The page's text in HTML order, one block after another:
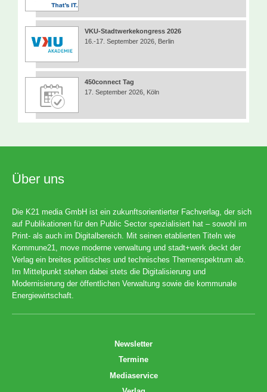
VKU-Stadtwerkekongress 2026
16.-17. September 2026, Berlin
450connect Tag
17. September 2026, Köln
Über uns
Die K21 media GmbH ist ein zukunftsorientierter Fachverlag, der sich
auf Publikationen für den Public Sector spezialisiert hat – sowohl im
Print- als auch im Digitalbereich. Mit seinen etablierten Titeln wie
Kommune21, move moderne verwaltung und stadt+werk deckt der
Verlag ein breites politisches und technisches Themenspektrum ab.
Im Mittelpunkt stehen dabei stets die Digitalisierung und
Modernisierung der öffentlichen Verwaltung sowie die kommunale
Energiewirtschaft.
Newsletter
Termine
Mediaservice